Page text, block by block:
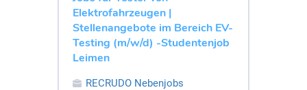
Elektrofahrzeugen |
Stellenangebote im Bereich EV-
Testing (m/w/d) -Studentenjob
Leimen
RECRUDO Nebenjobs